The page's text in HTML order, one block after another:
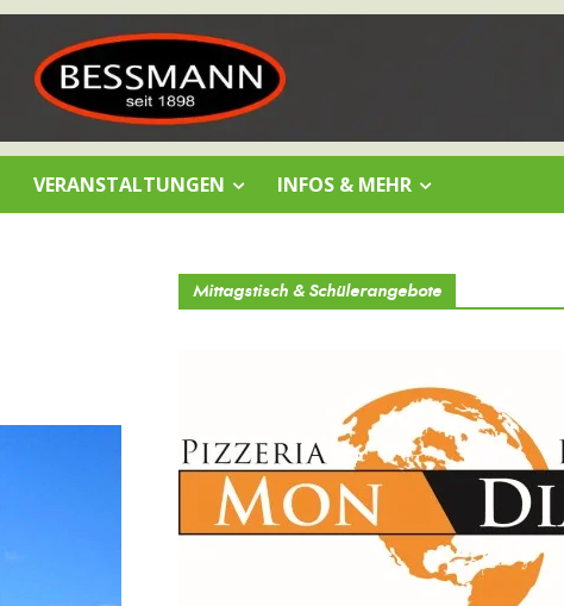
VERANSTALTUNGEN INFOS & MEHR
Mittagstisch & Schülerangebote